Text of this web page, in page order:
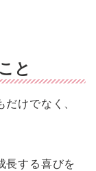
と
けでなく、
長する喜びを